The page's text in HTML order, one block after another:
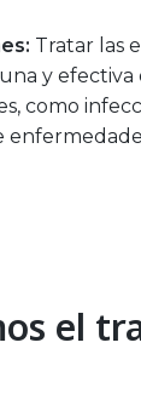
Tratar las
y efectiva
como
el